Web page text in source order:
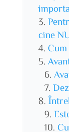
cine